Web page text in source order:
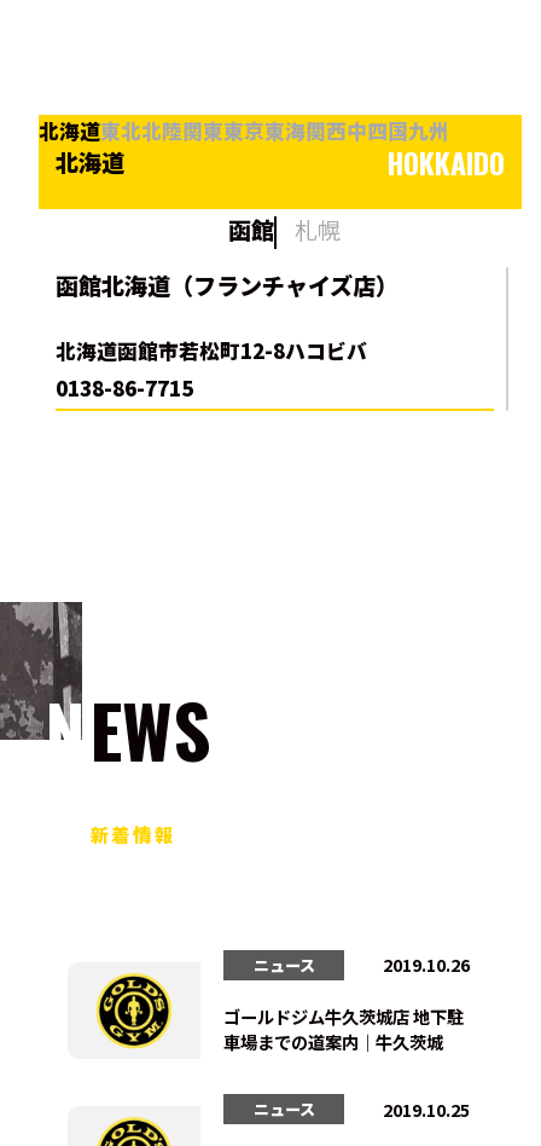
北海道東北北陸関東東京東海関西中四国九州
北海道 HOKKAIDO
函館
札幌
函館北海道（フランチャイズ店）
北海道函館市若松町12-8ハコビバ
0138-86-7715
NEWS
新着情報
ニュース 2019.10.26
ゴールドジム牛久茨城店 地下駐
車場までの道案内｜牛久茨城
ニュース 2019.10.25